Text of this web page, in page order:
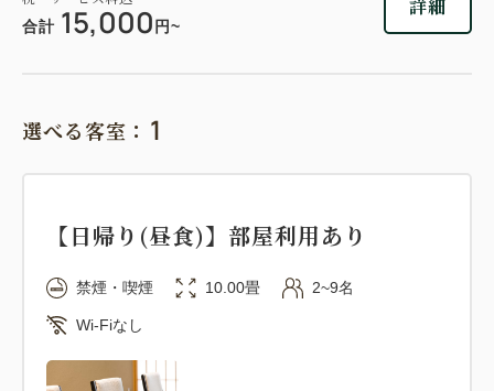
合計 15,000 円~
詳細
選べる客室： 1
【日帰り(昼食)】部屋利用あり
禁煙・喫煙 10.00畳 2~9名
Wi-Fiなし